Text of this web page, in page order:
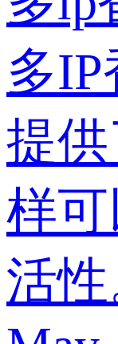
多
提
样
活